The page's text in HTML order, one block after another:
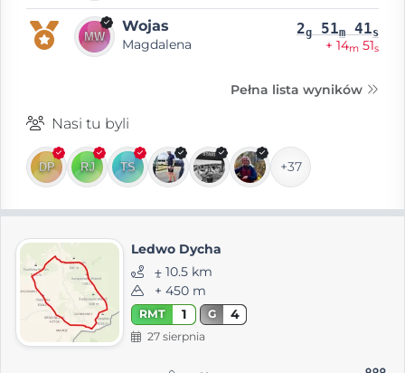
Wojas
Magdalena
2g 51m 41s
+ 14m 51s
Pełna lista wyników
Nasi tu byli
+37
Ledwo Dycha
⨦ 10.5 km
+ 450 m
RMT 1 G 4
27 sierpnia